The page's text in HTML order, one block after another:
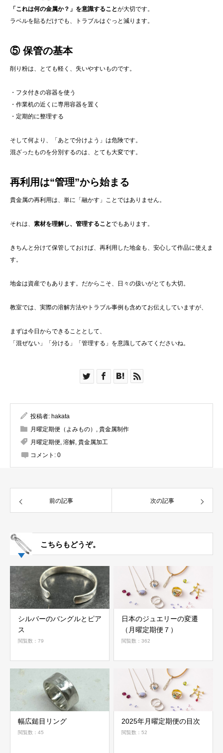
「これは何の金属か？」を意識することが大切です。
ラベルを貼るだけでも、トラブルはぐっと減ります。
⑤ 保管の基本
削り粉は、とても軽く、失いやすいものです。
・フタ付きの容器を使う
・作業机の近くに専用容器を置く
・定期的に整理する
そして何より、「あとで分けよう」は危険です。
混ざったものを分別するのは、とても大変です。
再利用は“管理”から始まる
貴金属の再利用は、単に「融かす」ことではありません。
それは、 素材を理解し、管理することでもあります。
きちんと分けて保管しておけば、再利用した地金も、安心して作品に使えま
す。
地金は資産でもあります。だからこそ、日々の扱いがとても大切。
教室では、実際の溶解方法やトラブル事例も含めてお伝えしていますが、
まずは今日からできることとして、
「混ぜない」「分ける」「管理する」を意識してみてくださいね。
投稿者: hakata
月曜定期便（よみもの） , 貴金属制作
月曜定期便, 溶解, 貴金属加工
コメント: 0
前の記事 次の記事
こちらもどうぞ。
シルバーのバングルとピア
ス
閲覧数：79
日本のジュエリーの変遷
（月曜定期便７）
閲覧数：362
幅広鎚目リング
閲覧数：45
2025年月曜定期便の目次
閲覧数：52